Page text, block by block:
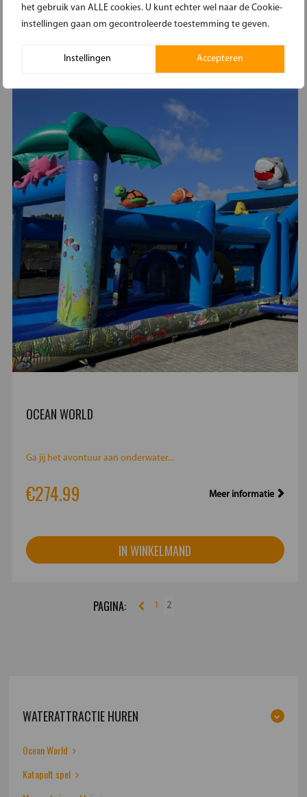
het gebruik van ALLE cookies. U kunt echter wel naar de Cookie-
instellingen gaan om gecontroleerde toestemming te geven.
Instellingen Accepteren
IN WINKELMAND
OCEAN WORLD
Ga jij het avontuur aan onderwater...
€274.99 Meer informatie
IN WINKELMAND
1 2
WATERATTRACTIE HUREN
Ocean World
Katapult spel